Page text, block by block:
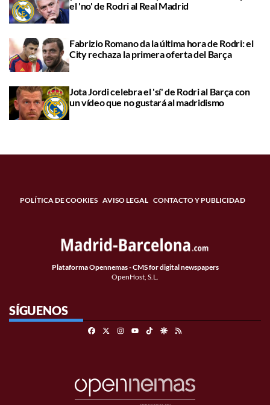
el 'no' de Rodri al Real Madrid
Fabrizio Romano da la última hora de Rodri: el
City rechaza la primera oferta del Barça
Jota Jordi celebra el 'sí' de Rodri al Barça con
un vídeo que no gustará al madridismo
POLÍTICA DE COOKIES AVISO LEGAL CONTACTO Y PUBLICIDAD
Plataforma Opennemas - CMS for digital newspapers
OpenHost, S.L.
SÍGUENOS
FacebookInstagramTikTokGoogle Discover